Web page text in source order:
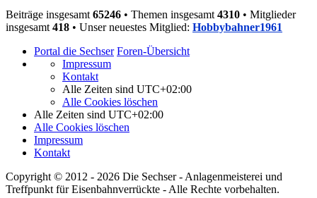
Beiträge insgesamt 65246 • Themen insgesamt 4310 • Mitglieder
insgesamt 418 • Unser neuestes Mitglied: Hobbybahner1961
Portal die Sechser Foren-Übersicht
Impressum
Kontakt
Alle Zeiten sind UTC+02:00
Alle Cookies löschen
Alle Zeiten sind UTC+02:00
Alle Cookies löschen
Impressum
Kontakt
Copyright © 2012 - 2026 Die Sechser - Anlagenmeisterei und
Treffpunkt für Eisenbahnverrückte - Alle Rechte vorbehalten.